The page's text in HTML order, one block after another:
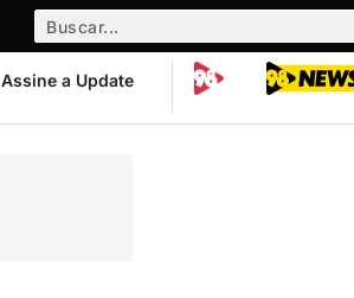
Assine a Update